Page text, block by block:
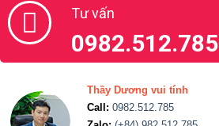
Tư vấn
0982.512.785
Thầy Dương vui tính
Call: 0982.512.785